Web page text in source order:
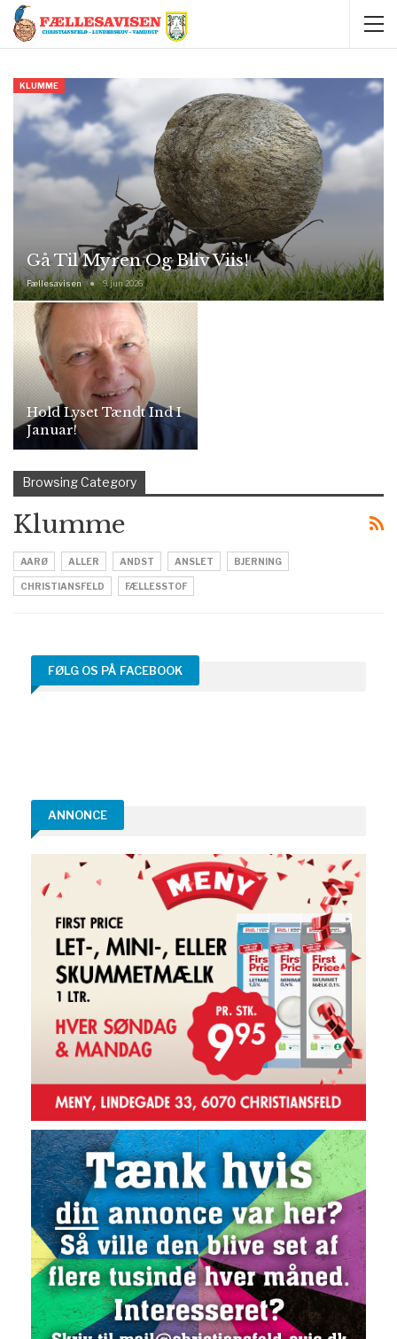
KLUMME
Gå Til Myren Og Bliv Viis!
Fællesavisen 9. jun 2026
Hold Lyset Tændt Ind I
Januar!
Browsing Category
Klumme
AARØ ALLER ANDST ANSLET BJERNING
CHRISTIANSFELD FÆLLESSTOF
FØLG OS PÅ FACEBOOK
ANNONCE